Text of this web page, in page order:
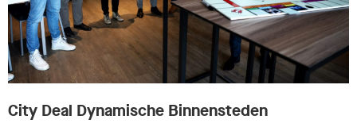
City Deal Dynamische Binnensteden